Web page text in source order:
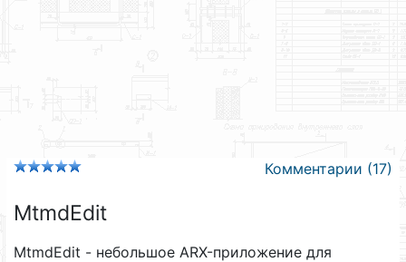
Комментарии (17)
MtmdEdit
MtmdEdit - небольшое ARX-приложение для